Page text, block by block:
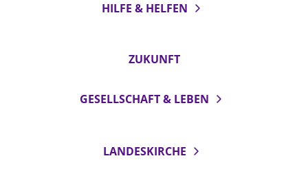
HILFE & HELFEN
ZUKUNFT
GESELLSCHAFT & LEBEN
LANDESKIRCHE